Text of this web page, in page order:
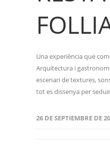
Una experiència que
Arquitectura i
escenari de textures,
tot es dissenya per
26 DE SEPTIEMBRE DE